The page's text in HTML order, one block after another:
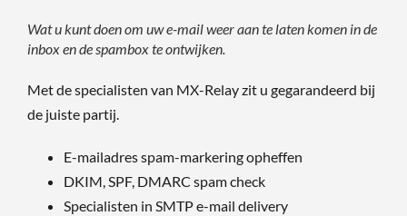
Wat u kunt doen om uw e-mail weer aan te laten komen in de
inbox en de spambox te ontwijken.
Met de specialisten van MX-Relay zit u gegarandeerd bij
de juiste partij.
E-mailadres spam-markering opheffen
DKIM, SPF, DMARC spam check
Specialisten in SMTP e-mail delivery